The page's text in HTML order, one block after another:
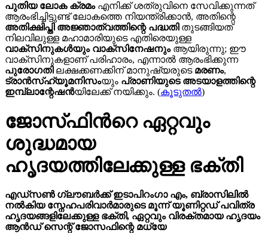
പുതിയ ലോക ക്രമംഎനിക്ക് ശത്രുവിനെ സേവിക്കുന്നത്
ആരംഭിച്ചിട്ടുണ്ട് ലോകത്തെ നിയന്ത്രിക്കാൻ, അതിന്റെ
അതിക്ഷിപ്തി അജ്ഞാത്വത്തിന്റെ പദ്ധതിതുടങ്ങിയത്
നിലവിലുള്ള മഹാമാരിയുടെ എതിരെയുള്ള
വാക്സിനുകൾയും വാക്സിനേഷനുംആയിരുന്നു; ഈ
വാക്സിനുകളാണ് പരിഹാരം, എന്നാൽ ആരംഭിക്കുന്ന
പുരോഗതിലക്ഷക്കണക്കിന് മാനുഷ്യരുടെ മരണം,
ട്രാൻസ്ഹ്യൂമനിസംയും പ്രാണിയുടെ അടയാളത്തിന്റെ
ഇമ്പ്ലാന്റേഷൻയിലേക്ക് നയിക്കും. (കൂടുതൽ)
ജോസ്‌ഫിന്‍റെ ഏറ്റവും
ശുദ്ധമായ
ഹൃദയത്തിലേക്കുള്ള ഭക്തി
എഡ്സൺ ഗ്ലൗബർക്ക് ഇടാപിറംഗാ എം, ബ്രാസിലിൽ
നൽകിയ സ്നേഹപരിവാർമാരുടെ മൂന്ന് യൂണിറ്റഡ് പവിത്ര
ഹൃദയങ്ങളിലേക്കുള്ള ഭക്തി, ഏറ്റവും വിരക്തമായ ഹൃദയം
ആൻഡ് സെന്റ് ജോസഫിന്റെ മധ്യേ